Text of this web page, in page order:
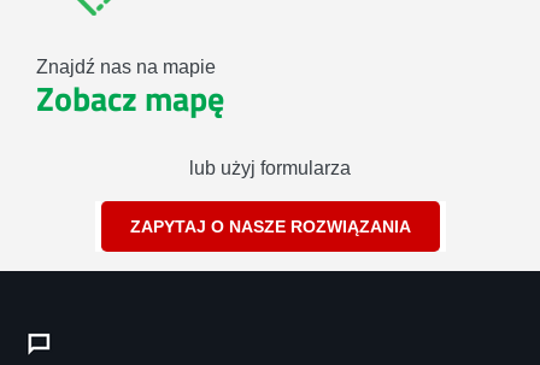
Znajdź nas na mapie
Zobacz mapę
lub użyj formularza
ZAPYTAJ O NASZE ROZWIĄZANIA